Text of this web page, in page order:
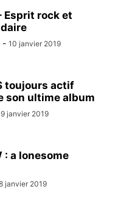
Esprit rock et
- 10 janvier 2019
toujours actif
son ultime album
9 janvier 2019
: a lonesome
janvier 2019